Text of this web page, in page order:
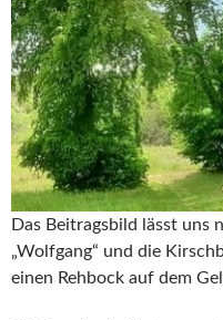
Das Beitragsbild lässt uns
„Wolfgang“ und die
einen Rehbock auf dem